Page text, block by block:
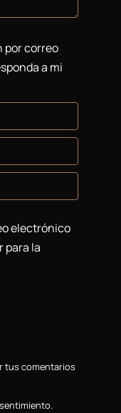
por correo
a mi
electrónico
para la
tus comentarios